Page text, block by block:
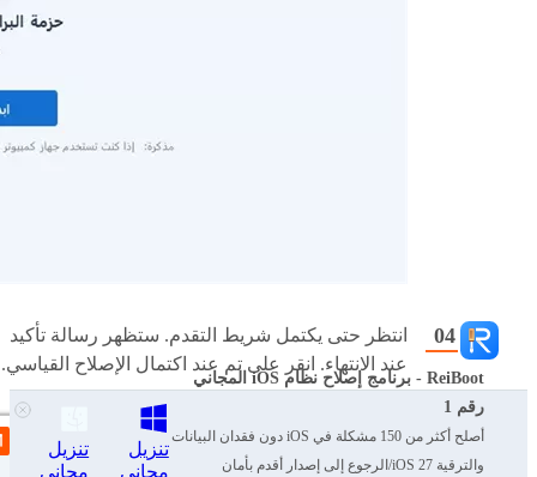
انتظر حتى يكتمل شريط التقدم. ستظهر رسالة تأكيد
عند الانتهاء. انقر على تم عند اكتمال الإصلاح القياسي.
ReiBoot - برنامج إصلاح نظام iOS المجاني
رقم 1
أصلح أكثر من 150 مشكلة في iOS دون فقدان البيانات
والترقية iOS 27/الرجوع إلى إصدار أقدم بأمان
تنزيل
مجاني
تنزيل
مجاني